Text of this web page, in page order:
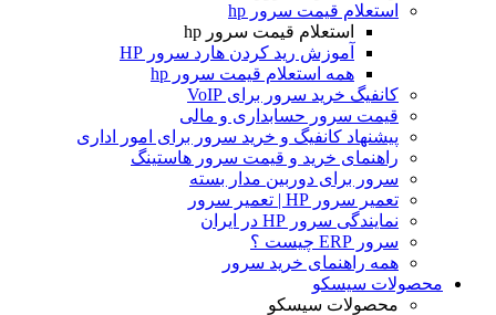
استعلام قیمت سرور hp
استعلام قیمت سرور hp
آموزش ريد كردن هارد سرور HP
همه استعلام قیمت سرور hp
کانفیگ خرید سرور برای VoIP
قیمت سرور حسابداری و مالی
پیشنهاد کانفیگ و خرید سرور برای امور اداری
راهنمای خرید و قیمت سرور هاستینگ
سرور برای دوربین مدار بسته
تعمیر سرور HP | تعمیر سرور
نمایندگی سرور HP در ایران
سرور ERP چیست ؟
همه راهنمای خرید سرور
محصولات سیسکو
محصولات سیسکو